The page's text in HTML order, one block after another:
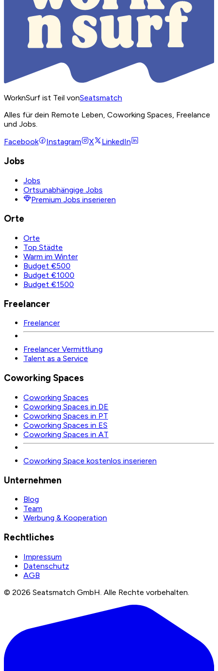
WorknSurf ist Teil vonSeatsmatch
Alles für dein Remote Leben, Coworking Spaces, Freelance
und Jobs.
Facebook
Instagram X LinkedIn
Jobs
Jobs
Ortsunabhängige Jobs
Premium Jobs inserieren
Orte
Orte
Top Städte
Warm im Winter
Budget €500
Budget €1000
Budget €1500
Freelancer
Freelancer
Freelancer Vermittlung
Talent as a Service
Coworking Spaces
Coworking Spaces
Coworking Spaces in DE
Coworking Spaces in PT
Coworking Spaces in ES
Coworking Spaces in AT
Coworking Space kostenlos inserieren
Unternehmen
Blog
Team
Werbung & Kooperation
Rechtliches
Impressum
Datenschutz
AGB
© 2026 Seatsmatch GmbH. Alle Rechte vorbehalten.